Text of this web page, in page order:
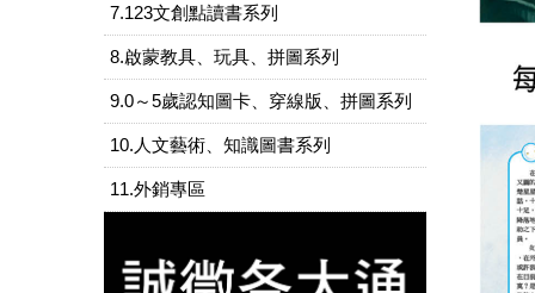
7.123文創點讀書系列
8.啟蒙教具、玩具、拼圖系列
9.0～5歲認知圖卡、穿線版、拼圖系列
10.人文藝術、知識圖書系列
11.外銷專區